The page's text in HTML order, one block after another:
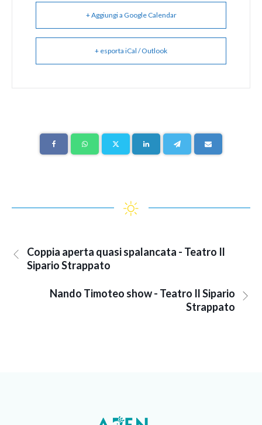
+ Aggiungi a Google Calendar
+ esporta iCal / Outlook
Coppia aperta quasi spalancata - Teatro Il
Sipario Strappato
Nando Timoteo show - Teatro Il Sipario
Strappato